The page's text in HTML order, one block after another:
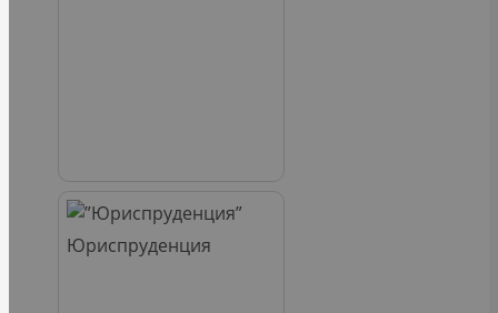
Юриспруденция